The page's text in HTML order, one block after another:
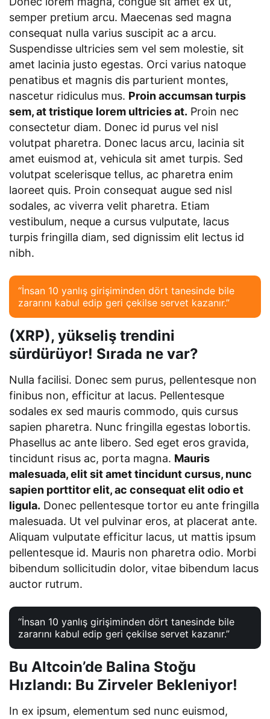
semper pretium arcu. Maecenas sed magna
consequat nulla varius suscipit ac a arcu.
Suspendisse ultricies sem vel sem molestie, sit
amet lacinia justo egestas. Orci varius natoque
penatibus et magnis dis parturient montes,
nascetur ridiculus mus. Proin accumsan turpis
sem, at tristique lorem ultricies at. Proin nec
consectetur diam. Donec id purus vel nisl
volutpat pharetra. Donec lacus arcu, lacinia sit
amet euismod at, vehicula sit amet turpis. Sed
volutpat scelerisque tellus, ac pharetra enim
laoreet quis. Proin consequat augue sed nisl
sodales, ac viverra velit pharetra. Etiam
vestibulum, neque a cursus vulputate, lacus
turpis fringilla diam, sed dignissim elit lectus id
nibh.
“İnsan 10 yanlış girişiminden dört tanesinde bile
zararını kabul edip geri çekilse servet kazanır.”
(XRP), yükseliş trendini
sürdürüyor! Sırada ne var?
Nulla facilisi. Donec sem purus, pellentesque non
finibus non, efficitur at lacus. Pellentesque
sodales ex sed mauris commodo, quis cursus
sapien pharetra. Nunc fringilla egestas lobortis.
Phasellus ac ante libero. Sed eget eros gravida,
tincidunt risus ac, porta magna. Mauris
malesuada, elit sit amet tincidunt cursus, nunc
sapien porttitor elit, ac consequat elit odio et
ligula. Donec pellentesque tortor eu ante fringilla
malesuada. Ut vel pulvinar eros, at placerat ante.
Aliquam vulputate efficitur lacus, ut mattis ipsum
pellentesque id. Mauris non pharetra odio. Morbi
bibendum sollicitudin dolor, vitae bibendum lacus
auctor rutrum.
“İnsan 10 yanlış girişiminden dört tanesinde bile
zararını kabul edip geri çekilse servet kazanır.”
Bu Altcoin’de Balina Stoğu
Hızlandı: Bu Zirveler Bekleniyor!
In ex ipsum, elementum sed nunc euismod,